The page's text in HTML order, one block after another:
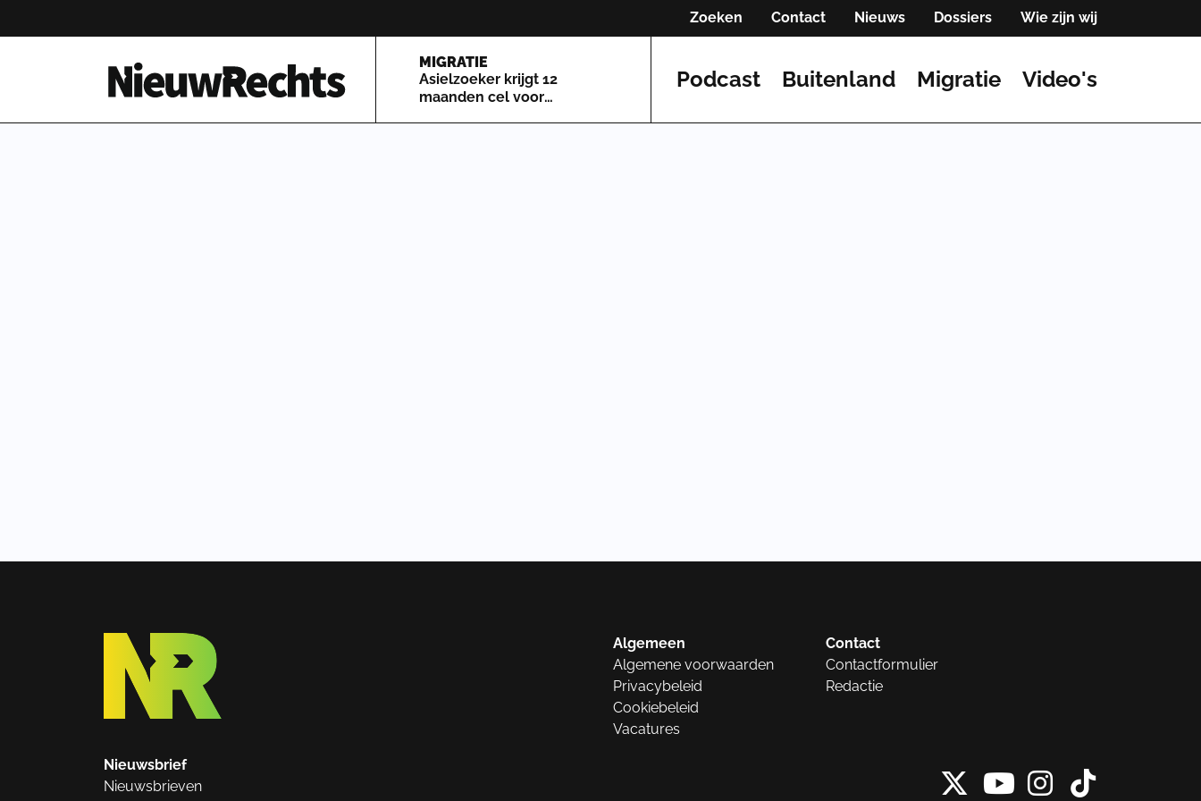
Zoeken Contact Nieuws Dossiers Wie zijn wij
Homepage van NieuwRechts
MIGRATIE
Asielzoeker krijgt 12
maanden cel voor
Podcast Buitenland Migratie Video's
Algemeen
Algemene voorwaarden
Privacybeleid
Cookiebeleid
Vacatures
Contact
Contactformulier
Redactie
Nieuwsbrief
Nieuwsbrieven
X vanInstagram
Tiktok